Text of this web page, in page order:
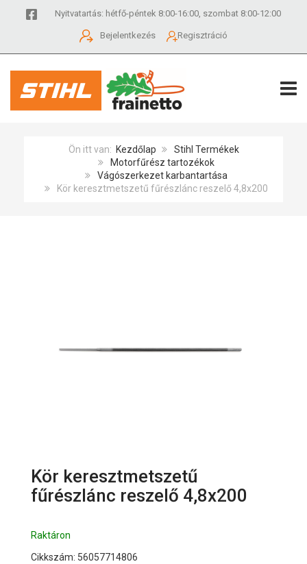
Nyitvatartás: hétfő-péntek 8:00-16:00, szombat 8:00-12:00
Bejelentkezés Regisztráció
Ön itt van: Kezdőlap
Stihl Termékek
Motorfűrész tartozékok
Vágószerkezet karbantartása
Kör keresztmetszetű fűrészlánc reszelő 4,8x200
Kör keresztmetszetű
fűrészlánc reszelő 4,8x200
Raktáron
Cikkszám: 56057714806